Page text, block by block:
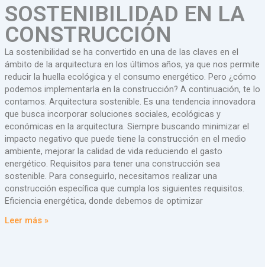
SOSTENIBILIDAD EN LA
CONSTRUCCIÓN
La sostenibilidad se ha convertido en una de las claves en el
ámbito de la arquitectura en los últimos años, ya que nos permite
reducir la huella ecológica y el consumo energético. Pero ¿cómo
podemos implementarla en la construcción? A continuación, te lo
contamos. Arquitectura sostenible. Es una tendencia innovadora
que busca incorporar soluciones sociales, ecológicas y
económicas en la arquitectura. Siempre buscando minimizar el
impacto negativo que puede tiene la construcción en el medio
ambiente, mejorar la calidad de vida reduciendo el gasto
energético. Requisitos para tener una construcción sea
sostenible. Para conseguirlo, necesitamos realizar una
construcción específica que cumpla los siguientes requisitos.
Eficiencia energética, donde debemos de optimizar
Leer más »